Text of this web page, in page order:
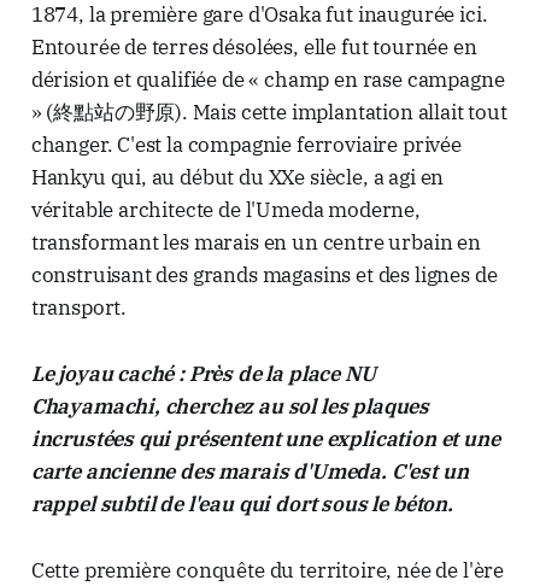
1874, la première gare d'Osaka fut inaugurée ici.
Entourée de terres désolées, elle fut tournée en
dérision et qualifiée de « champ en rase campagne
» (終點站の野原). Mais cette implantation allait tout
changer. C'est la compagnie ferroviaire privée
Hankyu qui, au début du XXe siècle, a agi en
véritable architecte de l'Umeda moderne,
transformant les marais en un centre urbain en
construisant des grands magasins et des lignes de
transport.
Le joyau caché : Près de la place NU
Chayamachi, cherchez au sol les plaques
incrustées qui présentent une explication et une
carte ancienne des marais d'Umeda. C'est un
rappel subtil de l'eau qui dort sous le béton.
Cette première conquête du territoire, née de l'ère